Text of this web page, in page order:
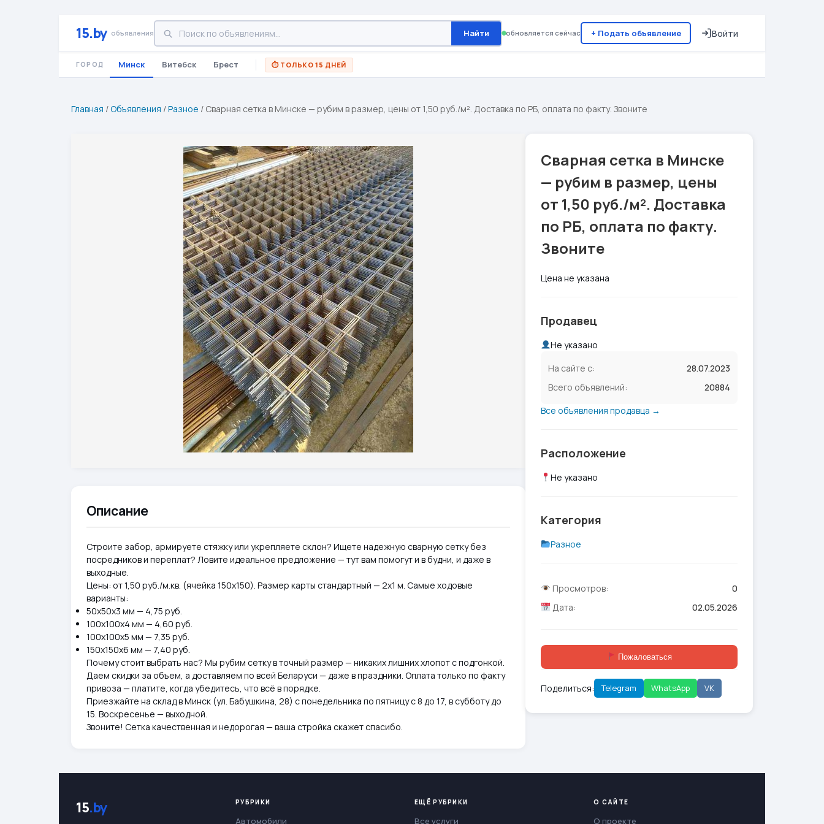
15.by объявления Найти обновляется сейчас + Подать объявление Войти
ГОРОД Минск Витебск Брест ⏱ ТОЛЬКО 15 ДНЕЙ
Главная /Объявления /Разное / Сварная сетка в Минске — рубим в размер, цены от 1,50 руб./м². Доставка по РБ, оплата по факту. Звоните
Описание
Строите забор, армируете стяжку или укрепляете склон? Ищете надежную сварную сетку без
посредников и переплат? Ловите идеальное предложение — тут вам помогут и в будни, и даже в
выходные.
Цены: от 1,50 руб./м.кв. (ячейка 150х150). Размер карты стандартный — 2х1 м. Самые ходовые
варианты:
50х50х3 мм — 4,75 руб.
100х100х4 мм — 4,60 руб.
100х100х5 мм — 7,35 руб.
150х150х6 мм — 7,40 руб.
Почему стоит выбрать нас? Мы рубим сетку в точный размер — никаких лишних хлопот с подгонкой.
Даем скидки за объем, а доставляем по всей Беларуси — даже в праздники. Оплата только по факту
привоза — платите, когда убедитесь, что всё в порядке.
Приезжайте на склад в Минск (ул. Бабушкина, 28) с понедельника по пятницу с 8 до 17, в субботу до
15. Воскресенье — выходной.
Звоните! Сетка качественная и недорогая — ваша стройка скажет спасибо.
Сварная сетка в Минске
— рубим в размер, цены
от 1,50 руб./м². Доставка
по РБ, оплата по факту.
Звоните
Цена не указана
Продавец
Не указано
На сайте с:
28.07.2023
Всего объявлений:
20884
Все объявления продавца →
Расположение
Не указано
Категория
Разное
Просмотров:
0
Дата:
02.05.2026
Пожаловаться
Поделиться: Telegram WhatsApp VK
15.by РУБРИКИ
Автомобили
ЕЩЁ РУБРИКИ
Все услуги
О САЙТЕ
О проекте